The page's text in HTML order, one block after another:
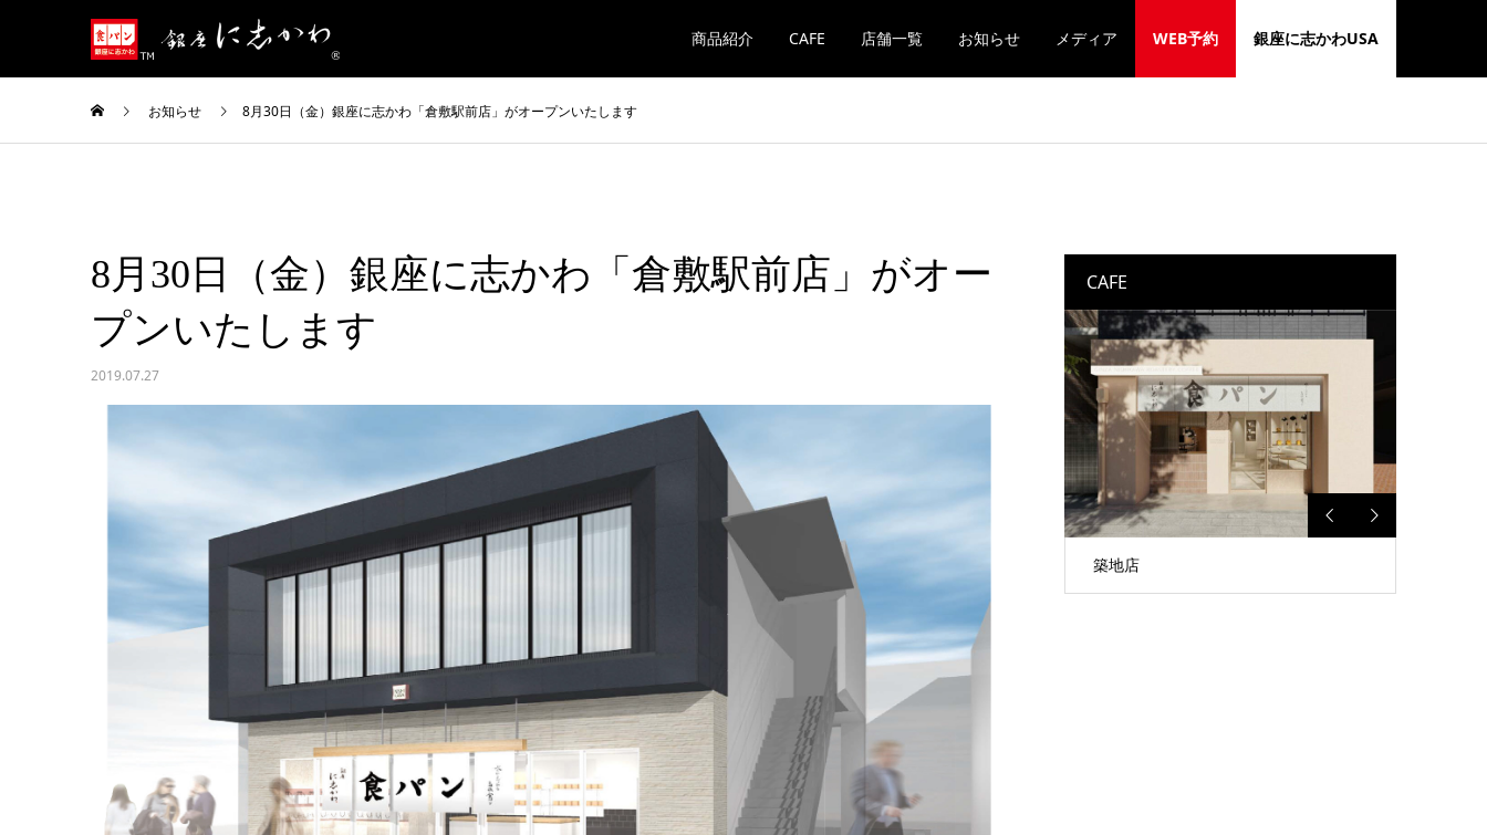
商品紹介 CAFE 店舗一覧 お知らせ メディア WEB予約 銀座に志かわUSA
お知らせ 8月30日（金）銀座に志かわ「倉敷駅前店」がオープンいたします
8月30日（金）銀座に志かわ「倉敷駅前店」がオー
プンいたします
2019.07.27
CAFE
食パンカフェスタンド 三田慶應大前店